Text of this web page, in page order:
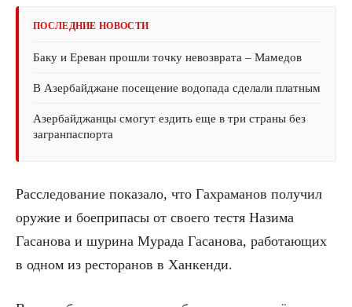
ПОСЛЕДНИЕ НОВОСТИ
Баку и Ереван прошли точку невозврата – Мамедов
В Азербайджане посещение водопада сделали платным
Азербайджанцы смогут ездить еще в три страны без
загранпаспорта
Расследование показало, что Гахраманов получил
оружие и боеприпасы от своего тестя Назима
Гасанова и шурина Мурада Гасанова, работающих
в одном из ресторанов в Ханкенди.